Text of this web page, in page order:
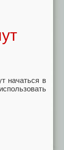
начаться в